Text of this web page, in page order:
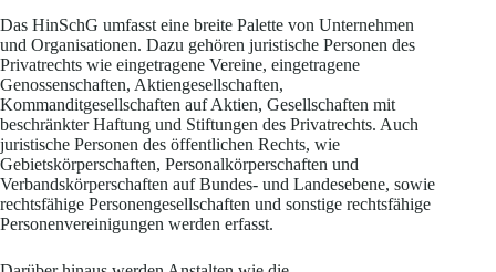
Das HinSchG umfasst eine breite Palette von Unternehmen
und Organisationen. Dazu gehören juristische Personen des
Privatrechts wie eingetragene Vereine, eingetragene
Genossenschaften, Aktiengesellschaften,
Kommanditgesellschaften auf Aktien, Gesellschaften mit
beschränkter Haftung und Stiftungen des Privatrechts. Auch
juristische Personen des öffentlichen Rechts, wie
Gebietskörperschaften, Personalkörperschaften und
Verbandskörperschaften auf Bundes- und Landesebene, sowie
rechtsfähige Personengesellschaften und sonstige rechtsfähige
Personenvereinigungen werden erfasst.